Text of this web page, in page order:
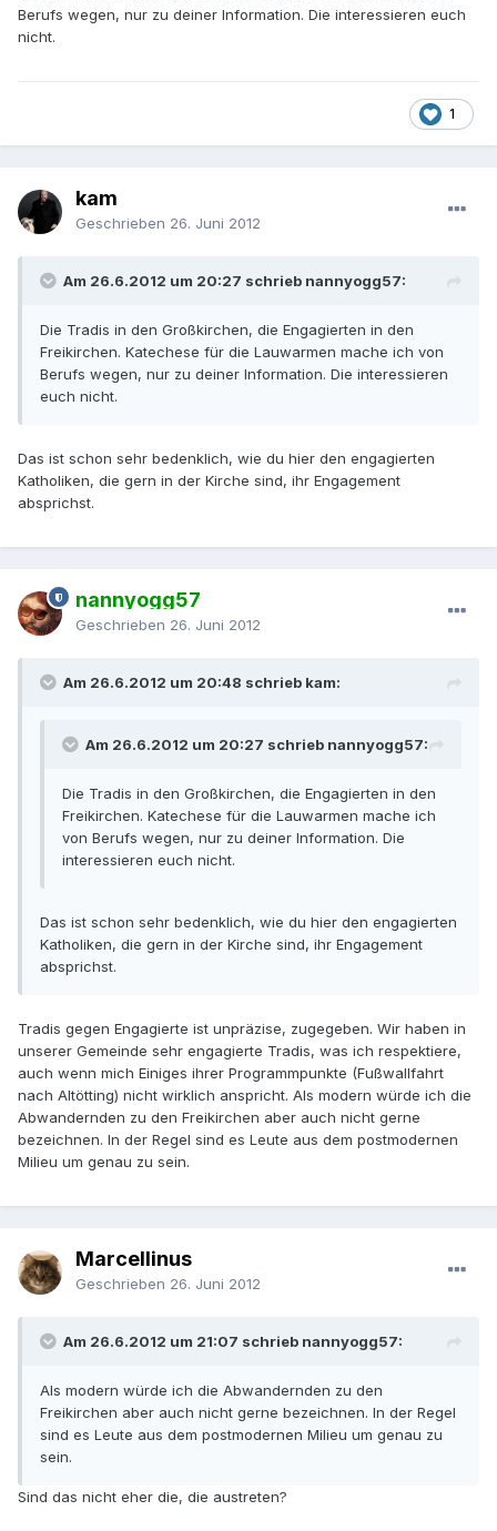
Berufs wegen, nur zu deiner Information. Die interessieren euch
nicht.
1
kam
Geschrieben 26. Juni 2012
Am 26.6.2012 um 20:27 schrieb nannyogg57:
Die Tradis in den Großkirchen, die Engagierten in den
Freikirchen. Katechese für die Lauwarmen mache ich von
Berufs wegen, nur zu deiner Information. Die interessieren
euch nicht.
Das ist schon sehr bedenklich, wie du hier den engagierten
Katholiken, die gern in der Kirche sind, ihr Engagement
absprichst.
nannyogg57
Geschrieben 26. Juni 2012
Am 26.6.2012 um 20:48 schrieb kam:
Am 26.6.2012 um 20:27 schrieb nannyogg57:
Die Tradis in den Großkirchen, die Engagierten in den
Freikirchen. Katechese für die Lauwarmen mache ich
von Berufs wegen, nur zu deiner Information. Die
interessieren euch nicht.
Das ist schon sehr bedenklich, wie du hier den engagierten
Katholiken, die gern in der Kirche sind, ihr Engagement
absprichst.
Tradis gegen Engagierte ist unpräzise, zugegeben. Wir haben in
unserer Gemeinde sehr engagierte Tradis, was ich respektiere,
auch wenn mich Einiges ihrer Programmpunkte (Fußwallfahrt
nach Altötting) nicht wirklich anspricht. Als modern würde ich die
Abwandernden zu den Freikirchen aber auch nicht gerne
bezeichnen. In der Regel sind es Leute aus dem postmodernen
Milieu um genau zu sein.
Marcellinus
Geschrieben 26. Juni 2012
Am 26.6.2012 um 21:07 schrieb nannyogg57:
Als modern würde ich die Abwandernden zu den
Freikirchen aber auch nicht gerne bezeichnen. In der Regel
sind es Leute aus dem postmodernen Milieu um genau zu
sein.
Sind das nicht eher die, die austreten?